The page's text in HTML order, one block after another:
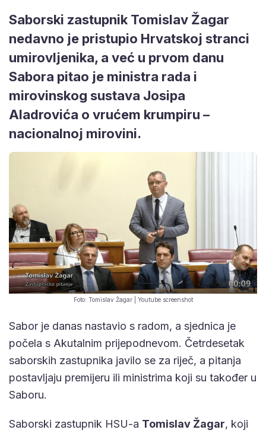
Saborski zastupnik Tomislav Žagar
nedavno je pristupio Hrvatskoj stranci
umirovljenika, a već u prvom danu
Sabora pitao je ministra rada i
mirovinskog sustava Josipa
Aladrovića o vrućem krumpiru –
nacionalnoj mirovini.
Foto: Tomislav Žagar | Youtube screenshot
Sabor je danas nastavio s radom, a sjednica je
počela s Akutalnim prijepodnevom. Četrdesetak
saborskih zastupnika javilo se za riječ, a pitanja
postavljaju premijeru ili ministrima koji su također u
Saboru.
Saborski zastupnik HSU-a Tomislav Žagar, koji